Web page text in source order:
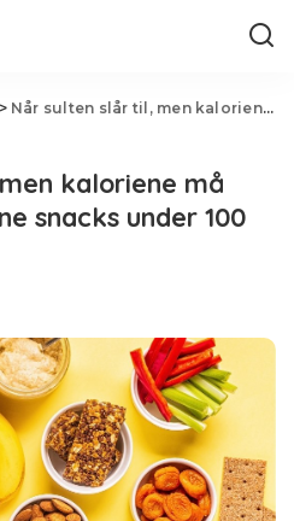
> Når sulten slår til, men kaloriene må telle – mine 10 sunne snacks under 100 kalorier
kaloriene må
snacks under 100